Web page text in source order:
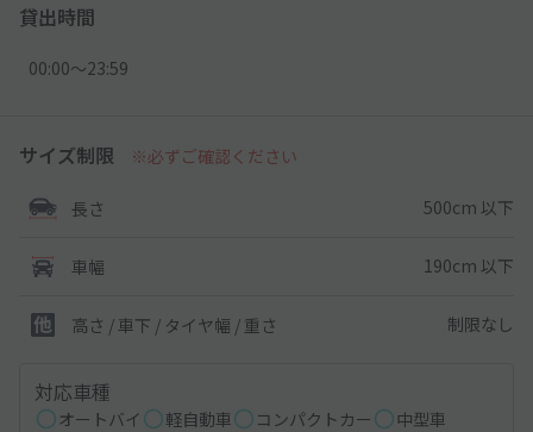
貸出時間
00:00〜23:59
サイズ制限 ※必ずご確認ください
長さ 500cm 以下
車幅 190cm 以下
高さ / 車下 / タイヤ幅 / 重さ 制限なし
対応車種
オートバイ 軽自動車 コンパクトカー
中型車